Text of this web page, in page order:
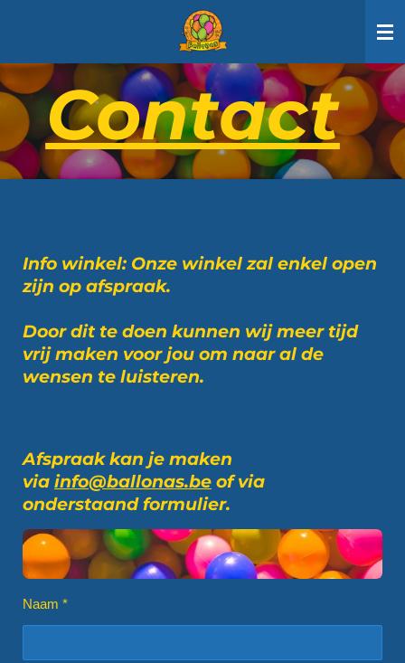
naar
de
hoofdinhoud
Contact
Info winkel: Onze winkel zal enkel open
zijn op afspraak.
Door dit te doen kunnen wij meer tijd
vrij maken voor jou om naar al de
wensen te luisteren.
Afspraak kan je maken
via info@ballonas.be of via
onderstaand formulier.
Naam *